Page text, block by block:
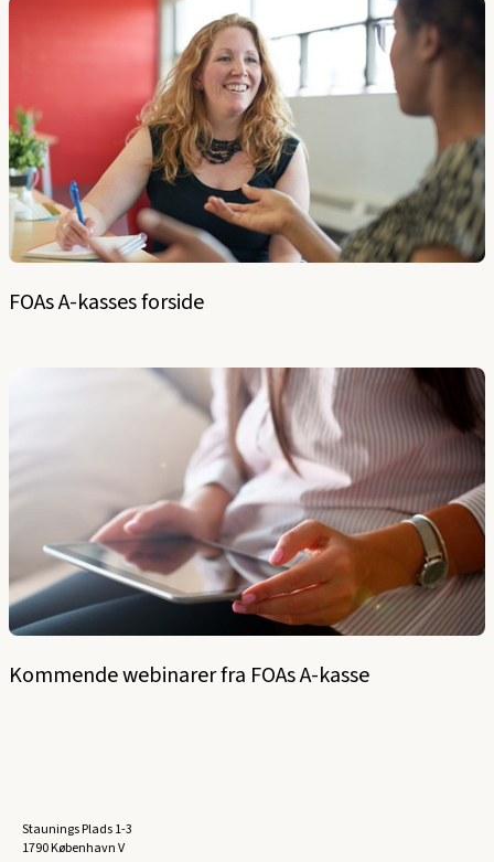
FOAs A-kasses forside
Kommende webinarer fra FOAs A-kasse
Staunings Plads 1-3
1790 København V